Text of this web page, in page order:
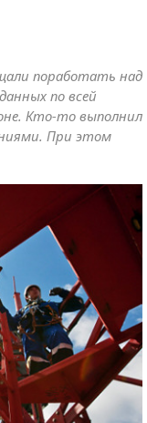
поработать над
по всей
Кто-то выполнил
При этом